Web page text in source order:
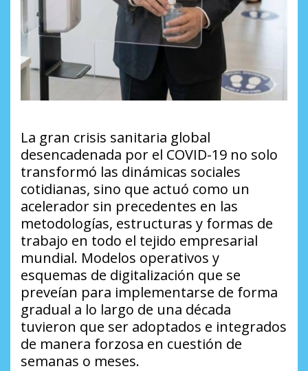
La gran crisis sanitaria global
desencadenada por el COVID-19 no solo
transformó las dinámicas sociales
cotidianas, sino que actuó como un
acelerador sin precedentes en las
metodologías, estructuras y formas de
trabajo en todo el tejido empresarial
mundial. Modelos operativos y
esquemas de digitalización que se
preveían para implementarse de forma
gradual a lo largo de una década
tuvieron que ser adoptados e integrados
de manera forzosa en cuestión de
semanas o meses.